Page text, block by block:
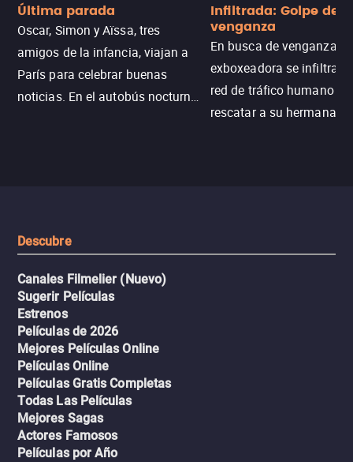
Última parada
Oscar, Simon y Aïssa, tres
amigos de la infancia, viajan a
París para celebrar buenas
noticias. En el autobús nocturno
Infiltrada: Golpe de
venganza
En busca de venganza,
exboxeadora se infiltra
red de tráfico humano
rescatar a su hermana
Descubre
Canales Filmelier (Nuevo)
Sugerir Películas
Estrenos
Películas de 2026
Mejores Películas Online
Películas Online
Películas Gratis Completas
Todas Las Películas
Mejores Sagas
Actores Famosos
Películas por Año